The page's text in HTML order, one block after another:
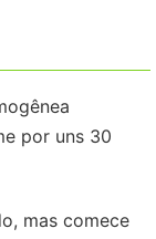
por uns 30
mas comece